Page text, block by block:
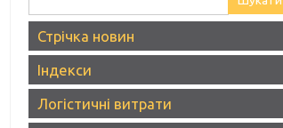
Стрічка новин
Індекси
Логістичні витрати